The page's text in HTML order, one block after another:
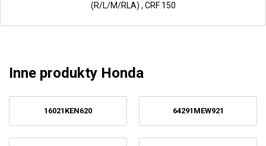
(R/L/M/RLA) , CRF 150
Inne produkty Honda
16021KEN620 64291MEW921